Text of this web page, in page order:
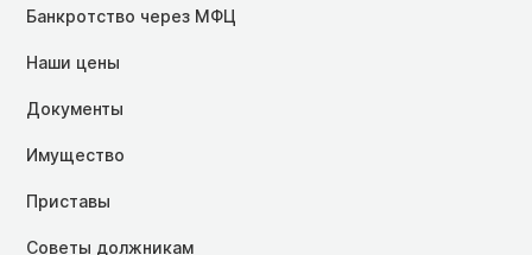
Банкротство через МФЦ
Наши цены
Документы
Имущество
Приставы
Советы должникам